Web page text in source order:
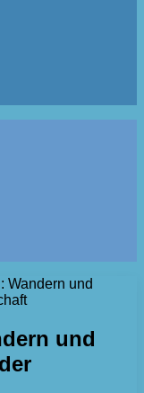
Wandern und
und